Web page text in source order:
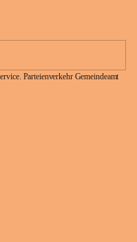
Parteienverkehr Gemeindeamt